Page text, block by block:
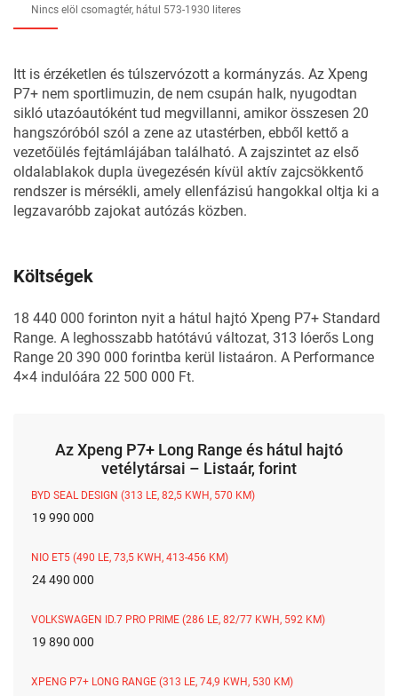
Nincs elöl csomagtér, hátul 573-1930 literes
Itt is érzéketlen és túlszervózott a kormányzás. Az Xpeng
P7+ nem sportlimuzin, de nem csupán halk, nyugodtan
sikló utazóautóként tud megvillanni, amikor összesen 20
hangszóróból szól a zene az utastérben, ebből kettő a
vezetőülés fejtámlájában található. A zajszintet az első
oldalablakok dupla üvegezésén kívül aktív zajcsökkentő
rendszer is mérsékli, amely ellenfázisú hangokkal oltja ki a
legzavaróbb zajokat autózás közben.
Költségek
18 440 000 forinton nyit a hátul hajtó Xpeng P7+ Standard
Range. A leghosszabb hatótávú változat, 313 lóerős Long
Range 20 390 000 forintba kerül listaáron. A Performance
4×4 indulóára 22 500 000 Ft.
Az Xpeng P7+ Long Range és hátul hajtó
vetélytársai – Listaár, forint
BYD SEAL DESIGN (313 LE, 82,5 KWH, 570 KM)
19 990 000
NIO ET5 (490 LE, 73,5 KWH, 413-456 KM)
24 490 000
VOLKSWAGEN ID.7 PRO PRIME (286 LE, 82/77 KWH, 592 KM)
19 890 000
XPENG P7+ LONG RANGE (313 LE, 74,9 KWH, 530 KM)